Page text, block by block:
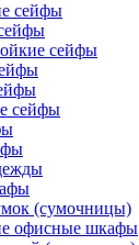
сейфы
сейфы
сейфы
(сумочницы)
офисные шкафы